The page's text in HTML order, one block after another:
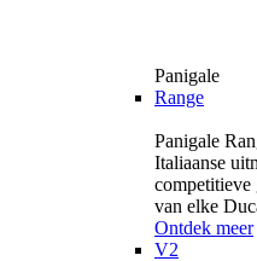
Panigale
Range
Panigale
Italiaanse
competitieve
van elke
Ontdek meer
V2